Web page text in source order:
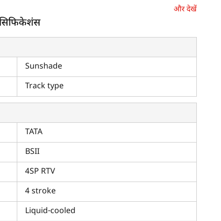
वालीकंबाइन हार्वेस्टर
और सबसे अच्छा प्रदर्शन सुनिश्चित करता है। यह नए फीचर्स और नए
सूरजमुखी, गेहूं आदि जैसी कई फसलों की कटाई के लिए डिज़ाइन
की मुख्य विशेषताएँ
की है। क्लास क्रॉप टाइगर 30 टेरा TRAC धान और गेहूं जैसी कई
रेटेड RPM 2800 है। इंजन में 4 सिलेंडर हैं।
ईंधन टैंक है।
और देखें
Sunshade
Track type
TATA
BSII
4SP RTV
4 stroke
Liquid-cooled